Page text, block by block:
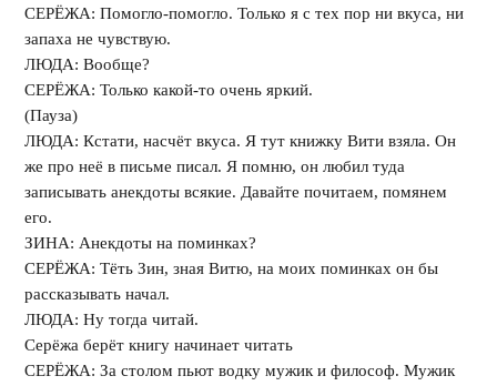
СЕРЁЖА: Помогло-помогло. Только я с тех пор ни вкуса, ни
запаха не чувствую.
ЛЮДА: Вообще?
СЕРЁЖА: Только какой-то очень яркий.
(Пауза)
ЛЮДА: Кстати, насчёт вкуса. Я тут книжку Вити взяла. Он
же про неё в письме писал. Я помню, он любил туда
записывать анекдоты всякие. Давайте почитаем, помянем
его.
ЗИНА: Анекдоты на поминках?
СЕРЁЖА: Тёть Зин, зная Витю, на моих поминках он бы
рассказывать начал.
ЛЮДА: Ну тогда читай.
Серёжа берёт книгу начинает читать
СЕРЁЖА: За столом пьют водку мужик и философ. Мужик